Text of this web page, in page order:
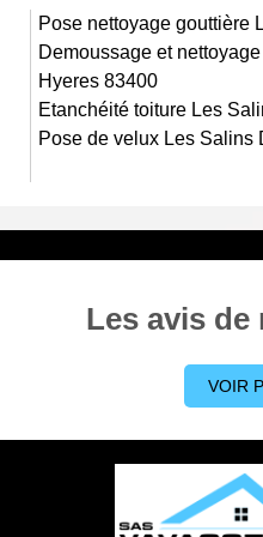
d’intervenir rapidement et
sera dressé à l’issu d’un
Pose nettoyage gouttière
Demoussage et
Hyeres 83400
Etanchéité toiture Les
Pose de velux Les Salins
Les avis
VOIR